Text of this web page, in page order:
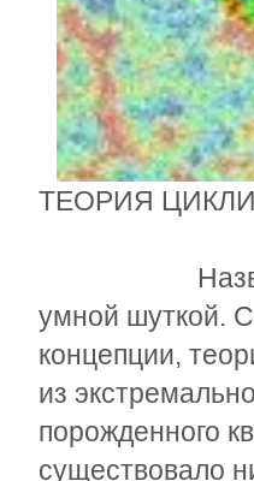
ТЕОРИЯ
Название
умной шуткой.
концепции,
из
порожденного
существовало